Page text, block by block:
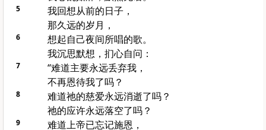
5
我回想从前的日子，
那久远的岁月，
6
想起自己夜间所唱的歌。
我沉思默想，扪心自问：
7
“难道主要永远丢弃我，
不再恩待我了吗？
8
难道祂的慈爱永远消逝了吗？
祂的应许永远落空了吗？
9
难道上帝已忘记施恩，